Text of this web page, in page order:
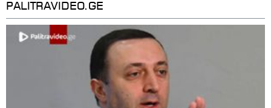
PALITRAVIDEO.GE